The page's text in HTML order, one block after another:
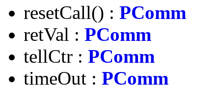
resetCall() : PComm
retVal : PComm
tellCtr : PComm
timeOut : PComm